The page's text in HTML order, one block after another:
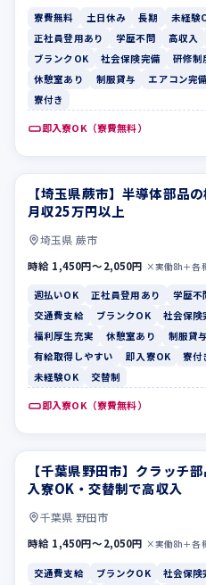
寮費無料 土日休み 長期 未経験
正社員登用あり
学歴不問 高収入
ブランクOK
社会保険完備 研修制
休憩室あり
制服貸与 エアコン完
寮付き
即入寮OK（寮費無料）
週払いOK 正社員登用あり
【埼玉県蕨市】半導体部品
月収25万円以上
埼玉県 蕨市
時給 1,450円〜2,050円 ×実働8h＋各
週払いOK 正社員登用あり 学歴不
交通費支給
ブランクOK 社会保険
福利厚生充実
休憩室あり 制服貸与
有給取得しやすい
即入寮OK 寮付
未経験OK
交替制
即入寮OK（寮費無料）
交通費支給 ブランクOK
【千葉県野田市】クラッチ
入寮OK・交替制で高収入
千葉県 野田市
時給 1,450円〜2,050円 ×実働8h＋各
交通費支給 ブランクOK 社会保険